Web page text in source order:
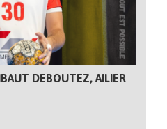
DEBOUTEZ, AILIER